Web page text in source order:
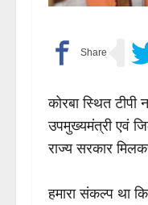
कोरबा स्थित
उपमुख्यमंत्री एवं
राज्य सरकार
हमारा संकल्प था